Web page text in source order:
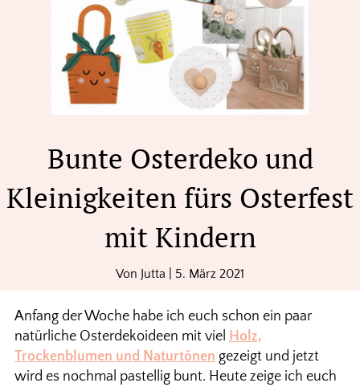
Bunte Osterdeko und
Kleinigkeiten fürs Osterfest
mit Kindern
Von Jutta 5. März 2021
Anfang der Woche habe ich euch schon ein paar
natürliche Osterdekoideen mit viel Holz,
Trockenblumen und Naturtönen gezeigt und jetzt
wird es nochmal pastellig bunt. Heute zeige ich euch